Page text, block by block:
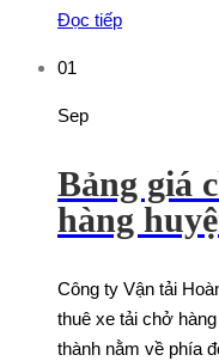
Đọc tiếp
01
Sep
Bảng giá
hàng
Công ty Vận tải
thuê xe tải chở
thành nằm về phía